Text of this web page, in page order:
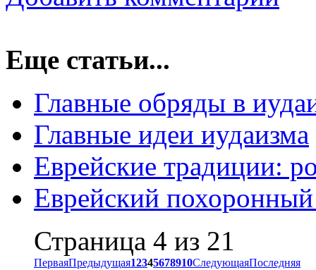
Еще статьи...
Главные обряды в
Главные идеи иудаизма
Еврейские традиции:
Еврейский
Страница 4 из 21
ПерваяПредыдущая12345678910СледующаяПоследняя